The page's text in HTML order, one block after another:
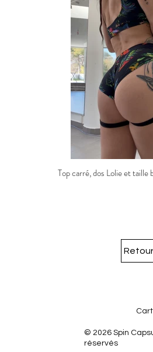
Top carré, dos Lolie et taille
© 2026 Spin
réservés